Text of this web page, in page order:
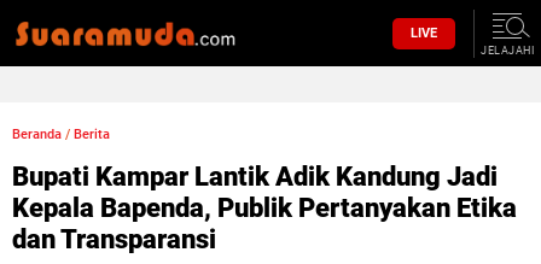
LIVE
JELAJAHI
Beranda / Berita
Bupati Kampar Lantik Adik Kandung Jadi
Kepala Bapenda, Publik Pertanyakan Etika
dan Transparansi